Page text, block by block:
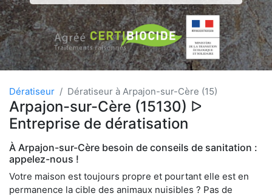
Dératiseur Dératiseur à Arpajon-sur-Cère (15)
Arpajon-sur-Cère (15130) ᐅ
Entreprise de dératisation
À Arpajon-sur-Cère besoin de conseils de sanitation :
appelez-nous !
Votre maison est toujours propre et pourtant elle est en
permanence la cible des animaux nuisibles ? Pas de